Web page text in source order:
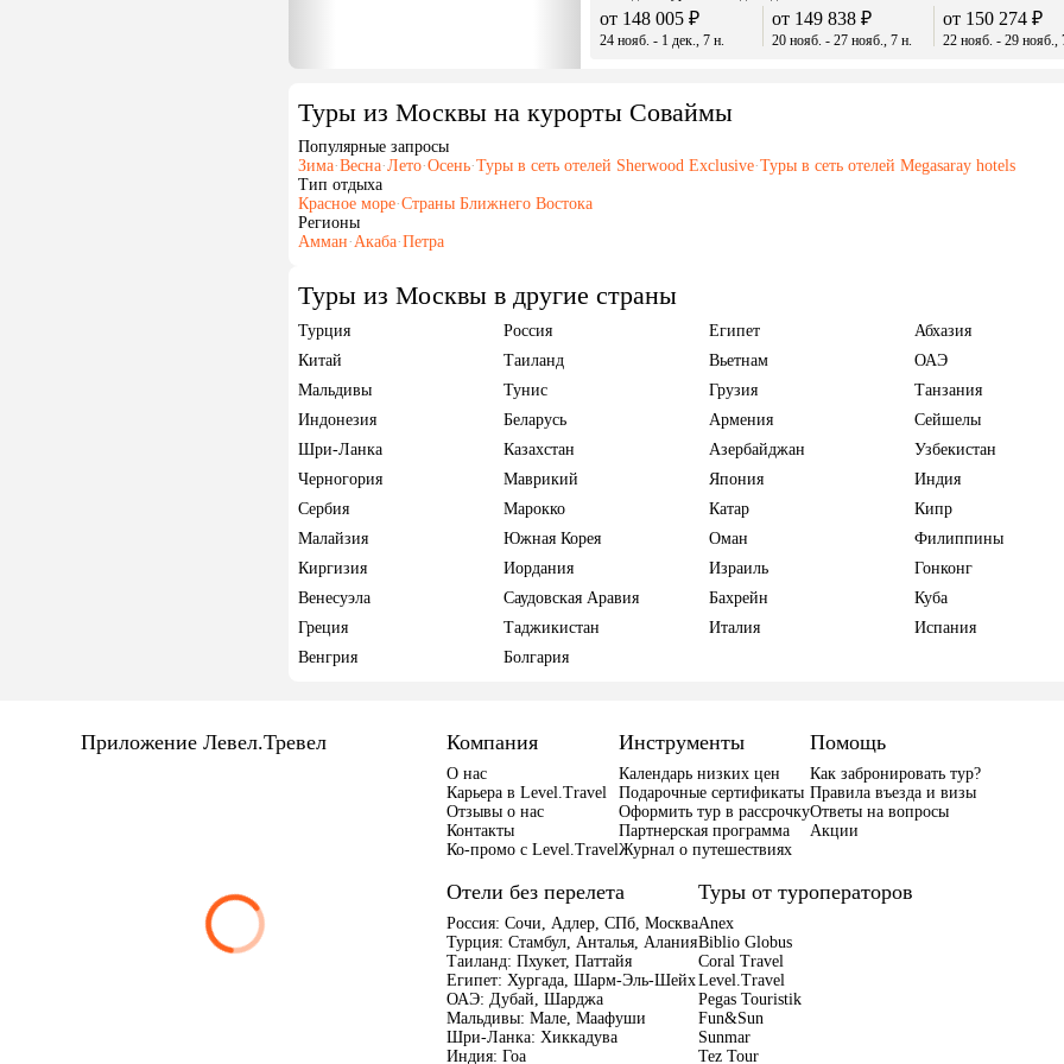
от 148 005 ₽
24 нояб. - 1 дек., 7 н.
от 149 838 ₽
20 нояб. - 27 нояб., 7 н.
от 150 274 ₽
22 нояб. - 29 нояб.,
Туры из Москвы на курорты Соваймы
Популярные запросы
Зима·Весна·Лето·Осень·Туры в сеть отелей Sherwood Exclusive·Туры в сеть отелей Megasaray hotels
Тип отдыха
Красное море·Страны Ближнего Востока
Регионы
Амман· Акаба·Петра
Туры из Москвы в другие страны
Турция Россия Египет
Абхазия
Китай
Таиланд Вьетнам
ОАЭ
Мальдивы
Тунис Грузия
Танзания
Индонезия
Беларусь Армения
Сейшелы
Шри-Ланка
Казахстан Азербайджан
Узбекистан
Черногория
Маврикий Япония
Индия
Сербия
Марокко Катар
Кипр
Малайзия
Южная Корея Оман
Филиппины
Киргизия
Иордания Израиль
Гонконг
Венесуэла
Саудовская Аравия Бахрейн
Куба
Греция
Таджикистан Италия
Испания
Венгрия
Болгария
Приложение Левел.Тревел Компания
О нас
Карьера в Level.Travel
Отзывы о нас
Контакты
Ко-промо с Level.Travel
Инструменты
Календарь низких цен
Подарочные сертификаты
Оформить тур в рассрочку
Партнерская программа
Журнал о путешествиях
Помощь
Как забронировать тур?
Правила въезда и визы
Ответы на вопросы
Акции
Отели без перелета
Россия: Сочи, Адлер, СПб, Москва
Турция: Стамбул, Анталья, Алания
Таиланд: Пхукет, Паттайя
Египет: Хургада, Шарм-Эль-Шейх
ОАЭ: Дубай, Шарджа
Мальдивы: Мале, Маафуши
Шри-Ланка: Хиккадува
Индия: Гоа
Туры от туроператоров
Anex
Biblio Globus
Coral Travel
Level.Travel
Pegas Touristik
Fun&Sun
Sunmar
Tez Tour